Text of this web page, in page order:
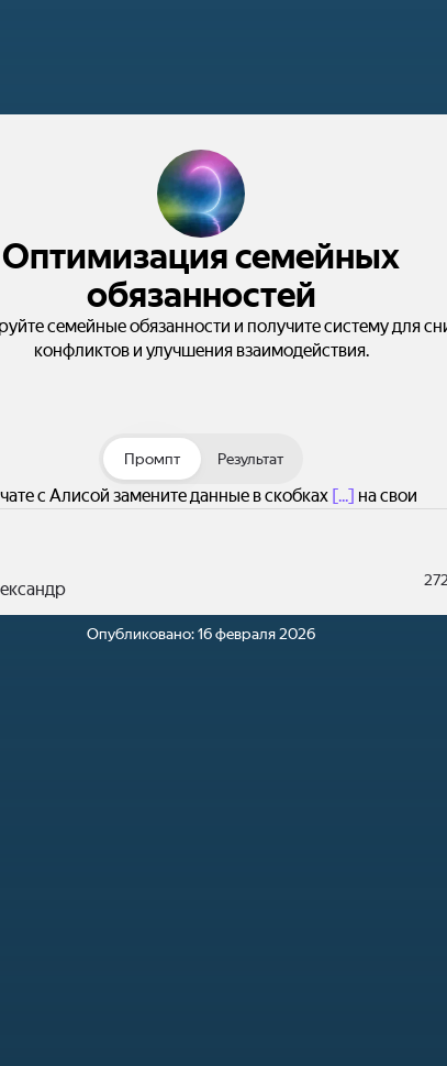
Оптимизация семейных
обязанностей
семейные обязанности и получите систему для
конфликтов и улучшения взаимодействия.
Промпт Результат
с Алисой замените данные в скобках [...] на свои
Опубликовано:16 февраля 2026